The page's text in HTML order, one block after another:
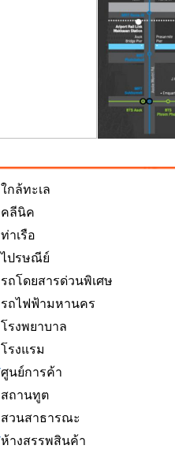
ใกล้ทะเล
คลีนิค
ท่าเรือ
ไปรษณีย์
รถโดยสารด่วนพิเศษ
รถไฟฟ้ามหานคร
โรงพยาบาล
โรงแรม
ศูนย์การค้า
สถานทูต
สวนสาธารณะ
ห้างสรรพสินค้า